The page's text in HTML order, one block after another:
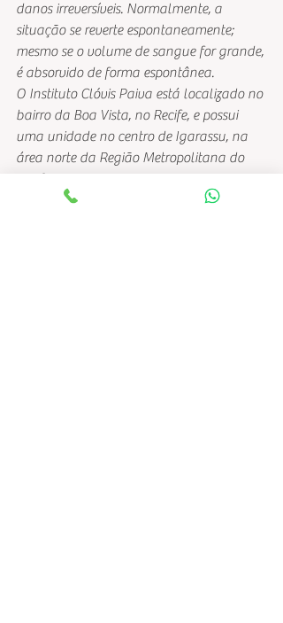
danos irreversíveis. Normalmente, a
situação se reverte espontaneamente;
mesmo se o volume de sangue for grande,
é absorvido de forma espontânea.
O Instituto Clóvis Paiva está localizado no
bairro da Boa Vista, no Recife, e possui
uma unidade no centro de Igarassu, na
área norte da Região Metropolitana do
Recife.